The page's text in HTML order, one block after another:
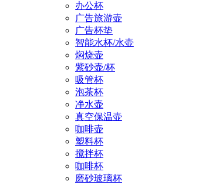
办公杯
广告旅游壶
广告杯垫
智能水杯/水壶
焖烧壶
紫砂壶/杯
吸管杯
泡茶杯
净水壶
真空保温壶
咖啡壶
塑料杯
搅拌杯
咖啡杯
磨砂玻璃杯